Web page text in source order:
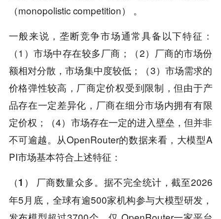
（monopolistic competition） 。
一般来说，垄断竞争市场通常具备以下特征：
（1）市场中存在较多厂商；（2）厂商的市场份
额相对分散，市场集中度较低；（3）市场需求的
价格弹性较高，厂商定价权受到限制，但由于产
品存在一定差异化，厂商在细分市场内拥有有限
定价权；（4）市场存在一定的进入壁垒，但并非
不可逾越。从OpenRouter的数据来看，大模型A
PI市场基本符合上述特征：
（1） 厂商数量众多。 据不完全统计，截至2026
年5月底，全球有逾500家机构参与大模型研发，